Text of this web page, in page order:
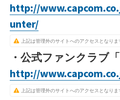
http://
unter/
上記は管理外のサイトへのアクセスとなりま
・公式ファンクラブ
http://
上記は管理外のサイトへのアクセスとなりま